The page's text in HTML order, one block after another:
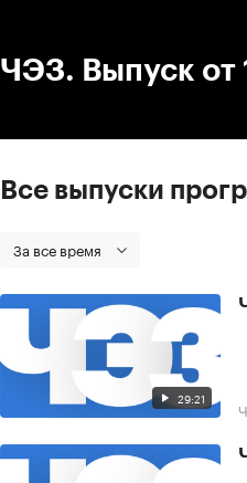
ЧЭЗ. Выпуск от
Все выпуски
За все время
29:21